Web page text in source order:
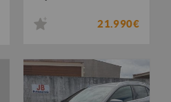
21.990€